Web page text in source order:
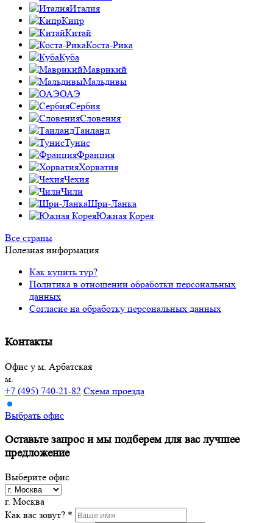
Италия
Кипр
Китай
Коста-Рика
Куба
Маврикий
Мальдивы
ОАЭ
Сербия
Словения
Таиланд
Тунис
Франция
Хорватия
Чехия
Чили
Шри-Ланка
Южная Корея
Все страны
Полезная информация
Как купить тур?
Политика в отношении обработки персональных
данных
Согласие на обработку персональных данных
Контакты
Офис у м. Арбатская
м.
+7 (495) 740-21-82 Схема проезда
Выбрать офис
Оставьте запрос и мы подберемдля вас лучшее
предложение
Выберите офис
г. Москва
Как вас зовут? *